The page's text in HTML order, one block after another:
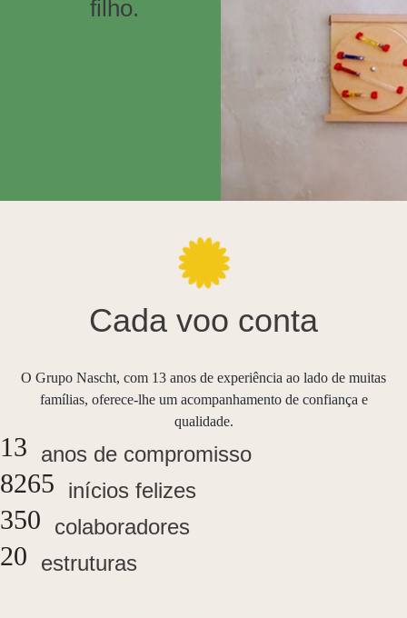
filho.
Cada voo conta
O Grupo Nascht, com 13 anos de experiência ao lado de muitas
famílias, oferece-lhe um acompanhamento de confiança e
qualidade.
13 anos de compromisso
8265 inícios felizes
350 colaboradores
20 estruturas